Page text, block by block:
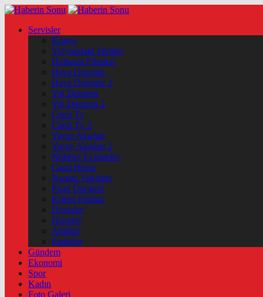
Servisler
Künye
Vizyondaki Filmler
Haftanin Filmleri
Hava Durumu
Hava Durumu 2
Yol Durumu
Yol Durumu 2
Canlı Tv
Canlı Tv 2
Yayın Akışları
Yayın Akışları 2
Nöbetçi Eczaneler
Canlı Borsa
Namaz Vakitleri
Puan Durumu
Kripto Paralar
Dövizler
Hisseler
Altınlar
Pariteler
Gündem
Ekonomi
Spor
Kadın
Foto Galeri